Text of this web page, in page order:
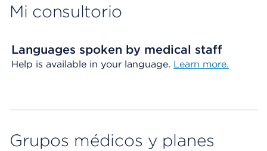
Mi consultorio
Languages spoken by medical staff
Help is available in your language. Learn more.
Grupos médicos y planes